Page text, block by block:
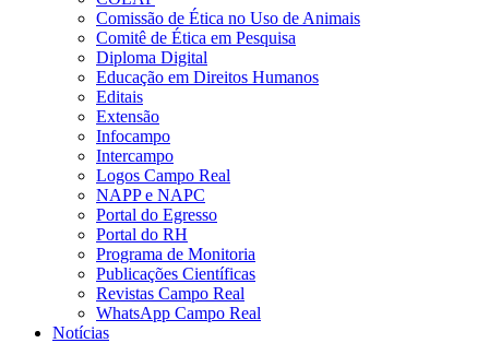
Comissão de Ética no Uso de Animais
Comitê de Ética em Pesquisa
Diploma Digital
Educação em Direitos Humanos
Editais
Extensão
Infocampo
Intercampo
Logos Campo Real
NAPP e NAPC
Portal do Egresso
Portal do RH
Programa de Monitoria
Publicações Científicas
Revistas Campo Real
WhatsApp Campo Real
Notícias